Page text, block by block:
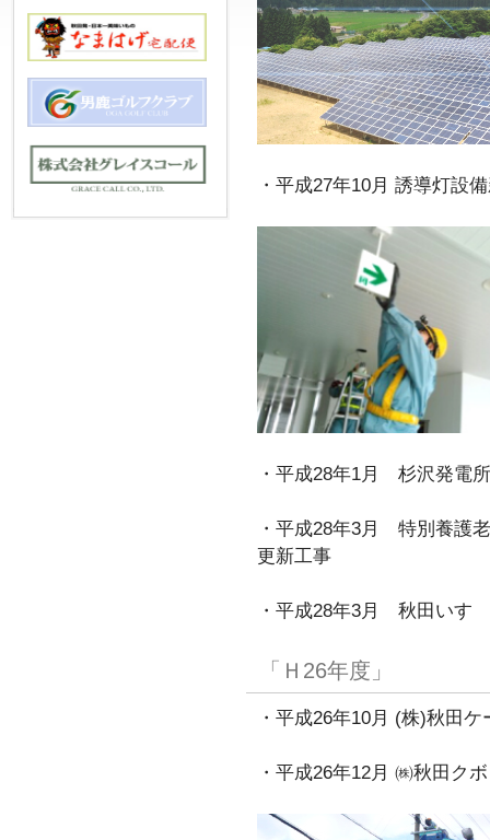
・平成27年10月 誘導灯設
・平成28年1月 杉沢発電
・平成28年3月 特別養護
更新工事
・平成28年3月 秋田いす
「Ｈ26年度」
・平成26年10月 (株)秋田
・平成26年12月 ㈱秋田ク